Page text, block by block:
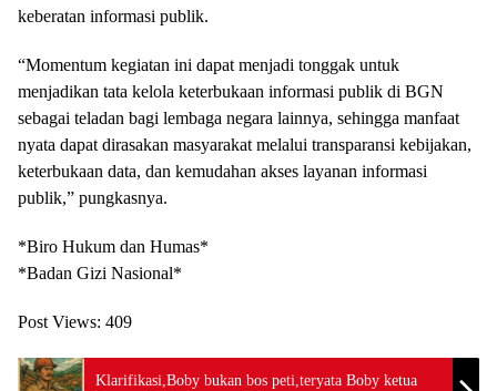
keberatan informasi publik.
“Momentum kegiatan ini dapat menjadi tonggak untuk
menjadikan tata kelola keterbukaan informasi publik di BGN
sebagai teladan bagi lembaga negara lainnya, sehingga manfaat
nyata dapat dirasakan masyarakat melalui transparansi kebijakan,
keterbukaan data, dan kemudahan akses layanan informasi
publik,” pungkasnya.
*Biro Hukum dan Humas*
*Badan Gizi Nasional*
Post Views: 409
Klarifikasi,Boby bukan bos peti,teryata Boby ketua